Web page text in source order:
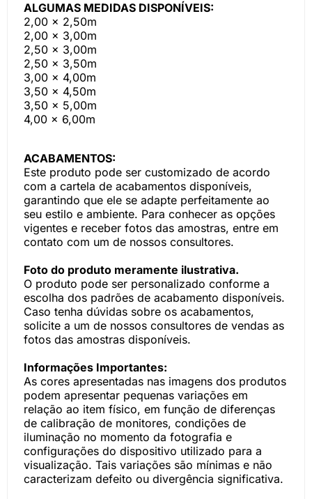
ALGUMAS MEDIDAS DISPONÍVEIS:
2,00 x 2,50m
2,00 x 3,00m
2,50 x 3,00m
2,50 x 3,50m
3,00 x 4,00m
3,50 x 4,50m
3,50 x 5,00m
4,00 x 6,00m
ACABAMENTOS:
Este produto pode ser customizado de acordo
com a cartela de acabamentos disponíveis,
garantindo que ele se adapte perfeitamente ao
seu estilo e ambiente. Para conhecer as opções
vigentes e receber fotos das amostras, entre em
contato com um de nossos consultores.
Foto do produto meramente ilustrativa.
O produto pode ser personalizado conforme a
escolha dos padrões de acabamento disponíveis.
Caso tenha dúvidas sobre os acabamentos,
solicite a um de nossos consultores de vendas as
fotos das amostras disponíveis.
Informações Importantes:
As cores apresentadas nas imagens dos produtos
podem apresentar pequenas variações em
relação ao item físico, em função de diferenças
de calibração de monitores, condições de
iluminação no momento da fotografia e
configurações do dispositivo utilizado para a
visualização. Tais variações são mínimas e não
caracterizam defeito ou divergência significativa.